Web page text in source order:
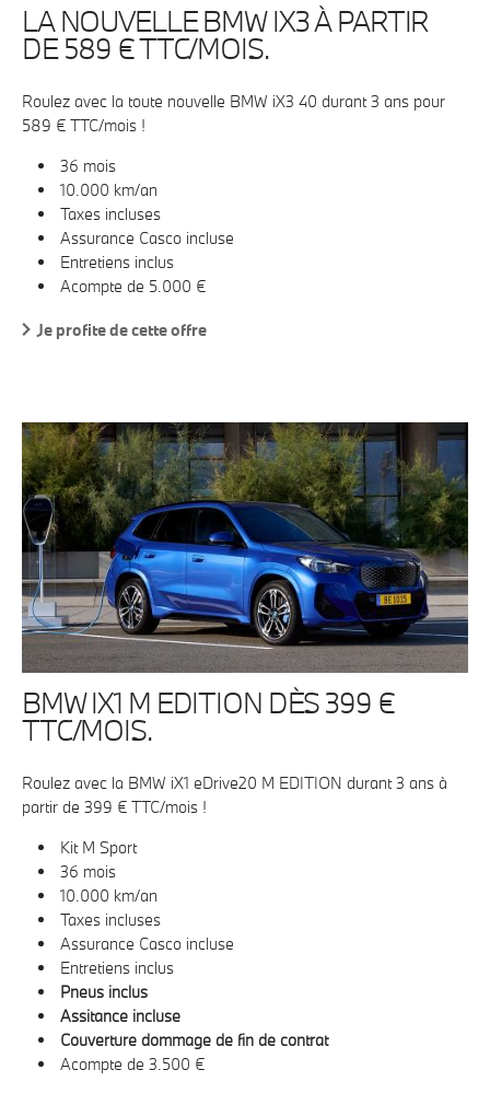
LA NOUVELLE BMW IX3 À PARTIR
DE 589 € TTC/MOIS.
Roulez avec la toute nouvelle BMW iX3 40 durant 3 ans pour
589 € TTC/mois !
36 mois
10.000 km/an
Taxes incluses
Assurance Casco incluse
Entretiens inclus
Acompte de 5.000 €
Je profite de cette offre
BMW IX1 M EDITION DÈS 399 €
TTC/MOIS.
Roulez avec la BMW iX1 eDrive20 M EDITION durant 3 ans à
partir de 399 € TTC/mois !
Kit M Sport
36 mois
10.000 km/an
Taxes incluses
Assurance Casco incluse
Entretiens inclus
Pneus inclus
Assitance incluse
Couverture dommage de fin de contrat
Acompte de 3.500 €